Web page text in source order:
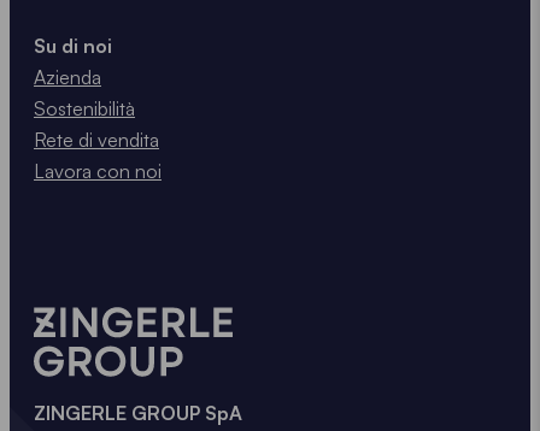
Su di noi
Azienda
Sostenibilità
Rete di vendita
Lavora con noi
ZINGERLE GROUP SpA